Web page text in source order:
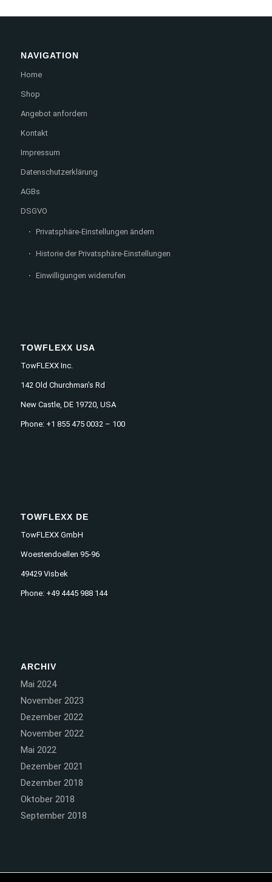
NAVIGATION
Home
Shop
Angebot anfordern
Kontakt
Impressum
Datenschutzerklärung
AGBs
DSGVO
Privatsphäre-Einstellungen ändern
Historie der Privatsphäre-Einstellungen
Einwilligungen widerrufen
TOWFLEXX USA
TowFLEXX Inc.
142 Old Churchman’s Rd
New Castle, DE 19720, USA
Phone: +1 855 475 0032 – 100
TOWFLEXX DE
TowFLEXX GmbH
Woestendoellen 95-96
49429 Visbek
Phone: +49 4445 988 144
ARCHIV
Mai 2024
November 2023
Dezember 2022
November 2022
Mai 2022
Dezember 2021
Dezember 2018
Oktober 2018
September 2018